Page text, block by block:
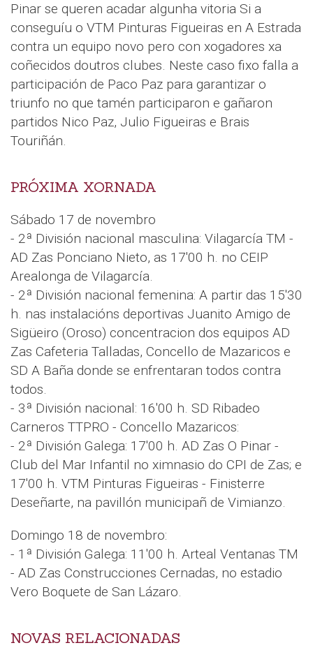
Pinar se queren acadar algunha vitoria Si a
conseguíu o VTM Pinturas Figueiras en A Estrada
contra un equipo novo pero con xogadores xa
coñecidos doutros clubes. Neste caso fixo falla a
participación de Paco Paz para garantizar o
triunfo no que tamén participaron e gañaron
partidos Nico Paz, Julio Figueiras e Brais
Touriñán.
PRÓXIMA XORNADA
Sábado 17 de novembro
- 2ª División nacional masculina: Vilagarcía TM -
AD Zas Ponciano Nieto, as 17'00 h. no CEIP
Arealonga de Vilagarcía.
- 2ª División nacional femenina: A partir das 15'30
h. nas instalacións deportivas Juanito Amigo de
Sigüeiro (Oroso) concentracion dos equipos AD
Zas Cafeteria Talladas, Concello de Mazaricos e
SD A Baña donde se enfrentaran todos contra
todos.
- 3ª División nacional: 16'00 h. SD Ribadeo
Carneros TTPRO - Concello Mazaricos:
- 2ª División Galega: 17'00 h. AD Zas O Pinar -
Club del Mar Infantil no ximnasio do CPI de Zas; e
17'00 h. VTM Pinturas Figueiras - Finisterre
Deseñarte, na pavillón municipañ de Vimianzo.
Domingo 18 de novembro:
- 1ª División Galega: 11'00 h. Arteal Ventanas TM
- AD Zas Construcciones Cernadas, no estadio
Vero Boquete de San Lázaro.
NOVAS RELACIONADAS